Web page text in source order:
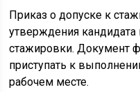
Приказ о допуске к
утверждения
стажировки. Документ
приступать к
рабочем месте.